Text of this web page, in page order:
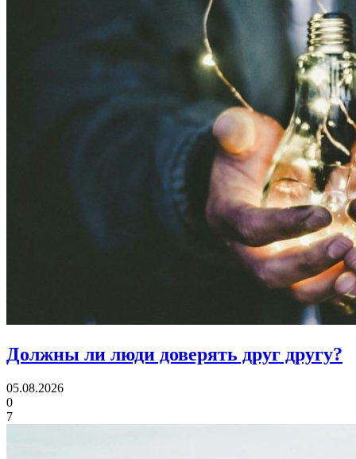
Должны ли люди доверять друг другу?
05.08.2026
0
7